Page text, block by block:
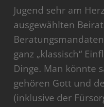
Jugend sehr am
ausgewählten
ganz „klassisch“
Dinge. Man könnte
gehören Gott und
(inklusive der